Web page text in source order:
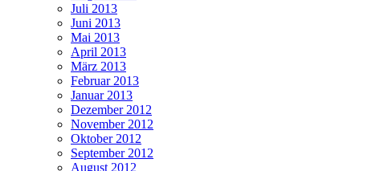
Juli 2013
Juni 2013
Mai 2013
April 2013
März 2013
Februar 2013
Januar 2013
Dezember 2012
November 2012
Oktober 2012
September 2012
August 2012